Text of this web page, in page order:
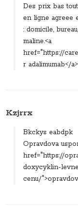
Des prix bas
en ligne agreee
: domicile,
maline.<a
href="https://
r adalimumab</a>
Kzjrrx
Bkckys eabdpk
Opravdova
href="https://
doxycyklin-
cenu/